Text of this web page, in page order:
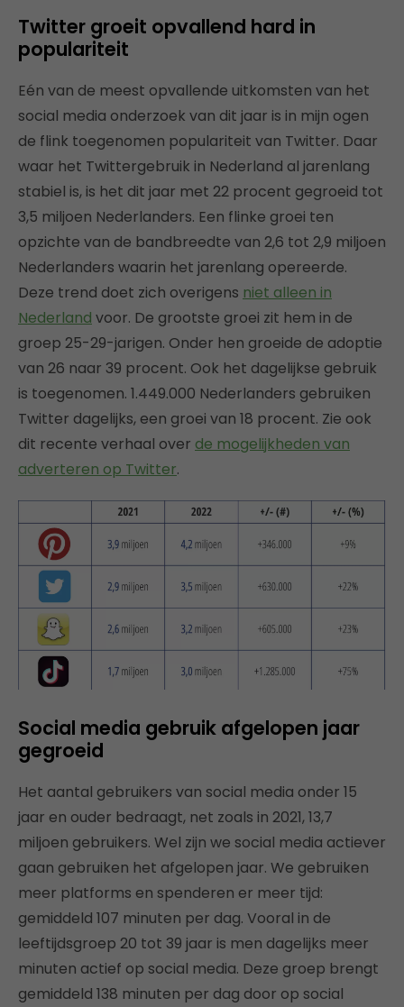
Twitter groeit opvallend hard in
populariteit
Eén van de meest opvallende uitkomsten van het
social media onderzoek van dit jaar is in mijn ogen
de flink toegenomen populariteit van Twitter. Daar
waar het Twittergebruik in Nederland al jarenlang
stabiel is, is het dit jaar met 22 procent gegroeid tot
3,5 miljoen Nederlanders. Een flinke groei ten
opzichte van de bandbreedte van 2,6 tot 2,9 miljoen
Nederlanders waarin het jarenlang opereerde.
Deze trend doet zich overigens niet alleen in
Nederland voor. De grootste groei zit hem in de
groep 25-29-jarigen. Onder hen groeide de adoptie
van 26 naar 39 procent. Ook het dagelijkse gebruik
is toegenomen. 1.449.000 Nederlanders gebruiken
Twitter dagelijks, een groei van 18 procent. Zie ook
dit recente verhaal over de mogelijkheden van
adverteren op Twitter.
Social media gebruik afgelopen jaar
gegroeid
Het aantal gebruikers van social media onder 15
jaar en ouder bedraagt, net zoals in 2021, 13,7
miljoen gebruikers. Wel zijn we social media actiever
gaan gebruiken het afgelopen jaar. We gebruiken
meer platforms en spenderen er meer tijd:
gemiddeld 107 minuten per dag. Vooral in de
leeftijdsgroep 20 tot 39 jaar is men dagelijks meer
minuten actief op social media. Deze groep brengt
gemiddeld 138 minuten per dag door op social